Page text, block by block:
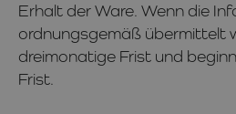
Erhalt der Ware. Wenn die
ordnungsgemäß übermittelt
dreimonatige Frist und
Frist.